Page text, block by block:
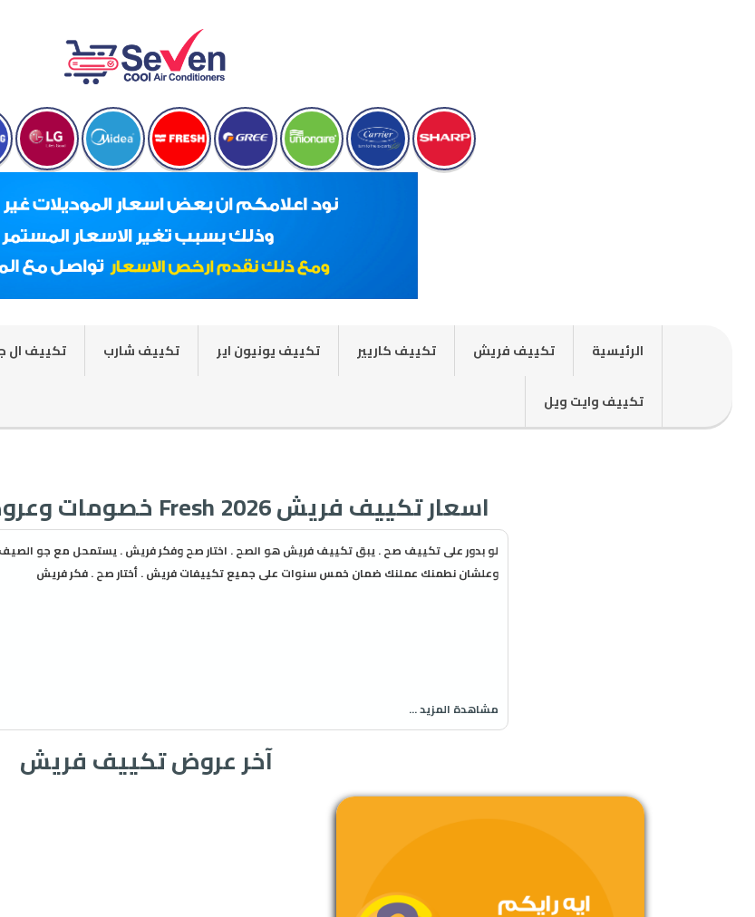
الرئيسية تكييف فريش تكييف كاريير تكييف يونيون اير تكييف شارب تكييف ال
تكييف وايت ويل
اسعار تكييف فريش 2026 Fresh خصومات وعروض تكييفات فريش
لو بدور على تكييف صح . يبق تكييف فريش هو الصح . اختار صح وفكر فريش . يستمحل مع جو
وعلشان نطمنك عملنك ضمان خمس سنوات على جميع تكييفات فريش . أختار صح . فكر فريش
مشاهدة المزيد ...
آخر عروض تكييف فريش